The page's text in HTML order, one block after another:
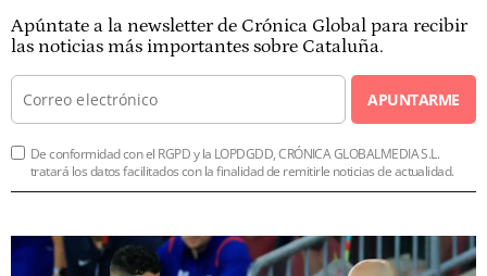
Apúntate a la newsletter de Crónica Global para recibir
las noticias más importantes sobre Cataluña.
APUNTARME
De conformidad con el RGPD y la LOPDGDD, CRÓNICA GLOBALMEDIA S.L.
tratará los datos facilitados con la finalidad de remitirle noticias de actualidad.